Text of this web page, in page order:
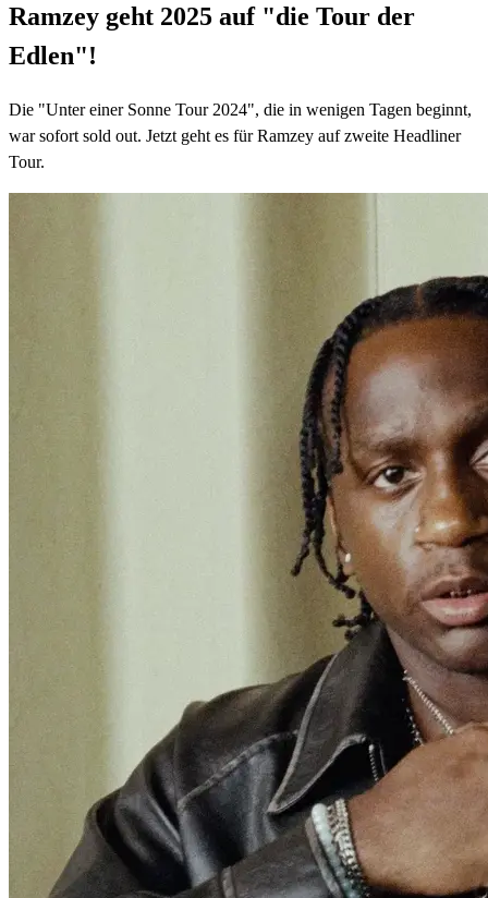
Ramzey geht 2025 auf "die Tour der
Edlen"!
Die "Unter einer Sonne Tour 2024", die in wenigen Tagen beginnt,
war sofort sold out. Jetzt geht es für Ramzey auf zweite Headliner
Tour.